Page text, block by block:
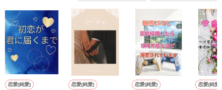
作品を読む
た上、同居まで提案してきて──？
鷹哉『宜しくな、俺の雛子』🦅
雛子『俺の……ひぃ、雛子？！！！』🐥
シゴデキで冷徹な上司が見せる素顔は、なぜか想像以上に甘く
て……🐥💓🦅
恋愛(純愛) 恋愛(純愛) 恋愛(純愛) 恋愛(純愛)